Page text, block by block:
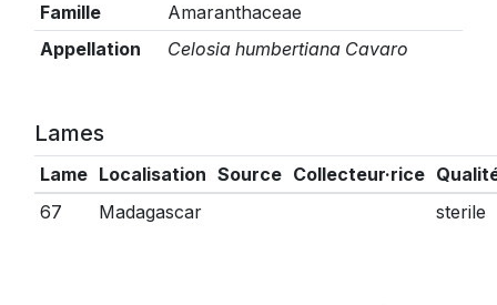
Famille
Amaranthaceae
Appellation
Celosia humbertiana Cavaro
Lames
Lame Localisation Source Collecteur·rice
67
Madagascar sterile